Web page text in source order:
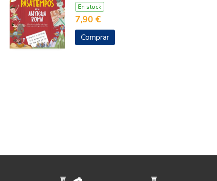
En stock
7,90 €
Comprar